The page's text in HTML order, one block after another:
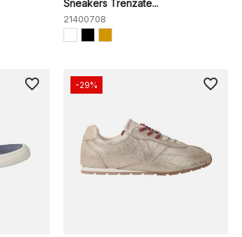
Sneakers Trenzate...
21400708
favorite_border -29% favorite_border